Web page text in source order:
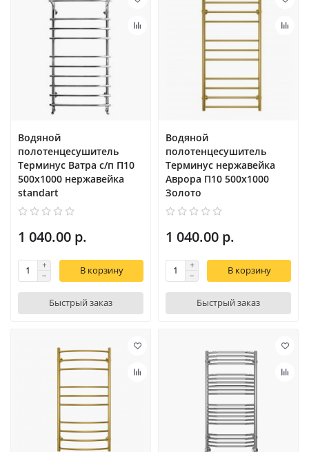
Водяной
полотенцесушитель
Терминус Ватра с/п П10
500х1000 нержавейка
standart
1 040.00 р.
В корзину
Быстрый заказ
Водяной
полотенцесушитель
Терминус нержавейка
Аврора П10 500х1000
Золото
1 040.00 р.
В корзину
Быстрый заказ